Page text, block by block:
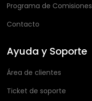
Programa de Comisiones
Contacto
Ayuda y Soporte
Área de clientes
Ticket de soporte